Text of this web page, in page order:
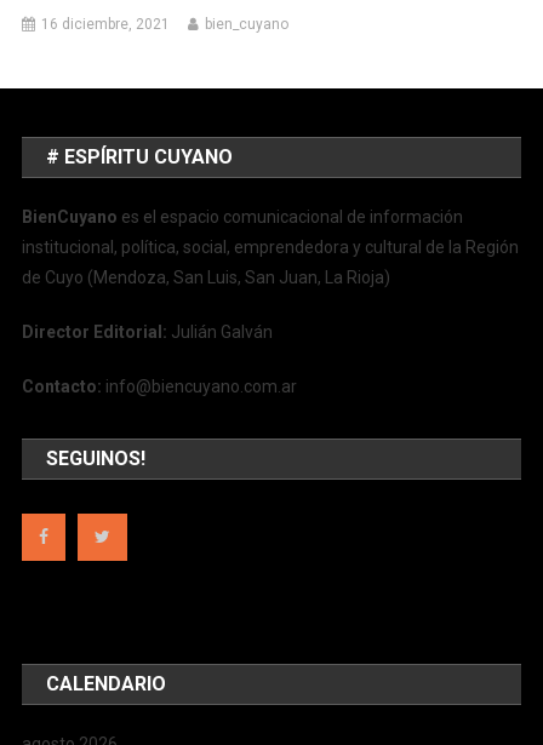
16 diciembre, 2021 bien_cuyano
# ESPÍRITU CUYANO
BienCuyano es el espacio comunicacional de información
institucional, política, social, emprendedora y cultural de la Región
de Cuyo (Mendoza, San Luis, San Juan, La Rioja)
Director Editorial: Julián Galván
Contacto: info@biencuyano.com.ar
SEGUINOS!
CALENDARIO